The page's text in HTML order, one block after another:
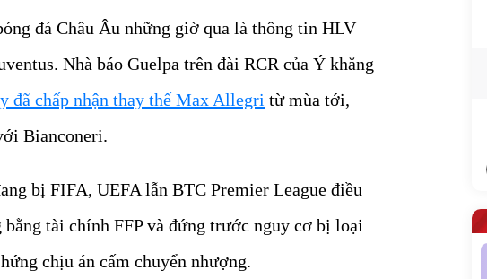
đá Châu Âu những giờ qua là thông tin HLV
Nhà báo Guelpa trên đài RCR của Ý khẳng
đã chấp nhận thay thế Max Allegri từ mùa tới,
Bianconeri.
bị FIFA, UEFA lẫn BTC Premier League điều
tài chính FFP và đứng trước nguy cơ bị loại
chịu án cấm chuyển nhượng.